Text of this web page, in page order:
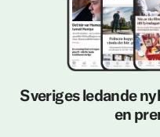
Sveriges ledande
en